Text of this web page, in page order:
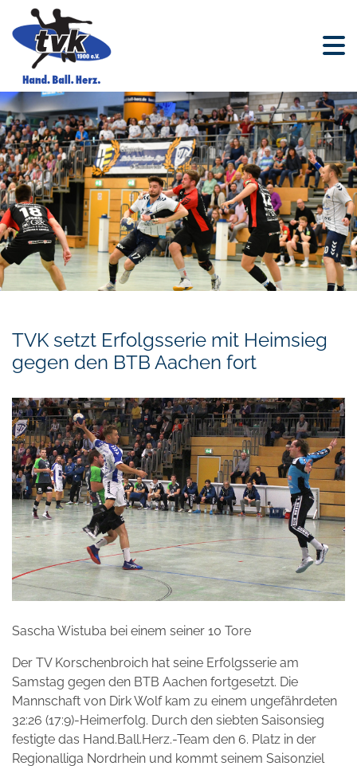
TVK setzt Erfolgsserie mit Heimsieg
gegen den BTB Aachen fort
Sascha Wistuba bei einem seiner 10 Tore
Der TV Korschenbroich hat seine Erfolgsserie am
Samstag gegen den BTB Aachen fortgesetzt. Die
Mannschaft von Dirk Wolf kam zu einem ungefährdeten
32:26 (17:9)-Heimerfolg. Durch den siebten Saisonsieg
festigte das Hand.Ball.Herz.-Team den 6. Platz in der
Regionalliga Nordrhein und kommt seinem Saisonziel